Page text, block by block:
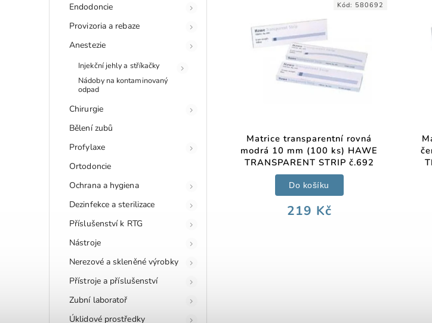
Endodoncie
Provizoria a rebaze
Anestezie
Injekční jehly a stříkačky
Nádoby na kontaminovaný
odpad
Chirurgie
Bělení zubů
Profylaxe
Ortodoncie
Ochrana a hygiena
Dezinfekce a sterilizace
Příslušenství k RTG
Nástroje
Nerezové a skleněné výrobky
Přístroje a příslušenství
Zubní laboratoř
Úklidové prostředky
Matrice transparentní rovná
modrá 10 mm (100 ks) HAWE
TRANSPARENT STRIP č.692
219 Kč
Do košíku
Kód: 580692